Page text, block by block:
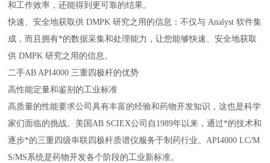
和工作效率，还能得到更可靠的结果。
快速、安全地获取供 DMPK 研究之用的信息：不仅与 Analyst 软件集
成，而且拥有*的数据采集和处理能力，让您能够快速、安全地获取
供 DMPK 研究之用的信息。
二手AB API4000 三重四极杆的优势
高性能定量和鉴别的工业标准
高质量的性能要求公司具有丰富的经验和药物开发知识，这也是科学
家们面临的挑战。美国AB SCIEX公司自1989年以来，通过*的技术和
逐步*的三重四级串联四极杆质谱仪服务于制药行业。API4000 LC/M
S/MS系统是药物开发各个阶段的工业新标准。